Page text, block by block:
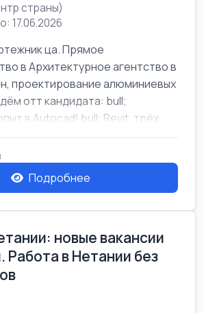
страны)
17.06.2026
ца. Прямое
в Архитектурное агентство в
проектирование алюминиевых
отт кандидата: bull;
в Autocad! bull; Revit, трёх...
Подробнее
новые вакансии
Работа в Нетании без